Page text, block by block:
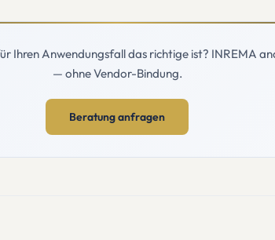
Ihren Anwendungsfall das richtige ist? INREMA
— ohne Vendor-Bindung.
Beratung anfragen